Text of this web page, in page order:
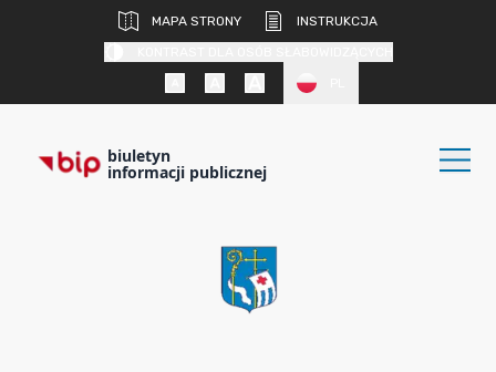
MAPA STRONY
INSTRUKCJA
biuletyn
informacji publicznej